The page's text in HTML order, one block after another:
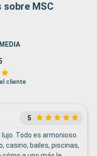
sobre MSC
cliente
5
Todo es armonioso.
casino, bailes, piscinas,